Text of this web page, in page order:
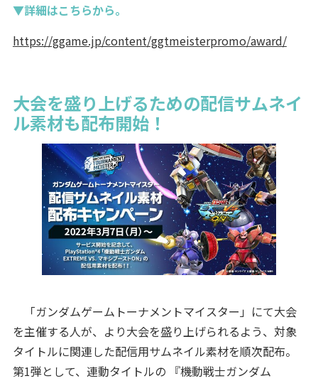
▼詳細はこちらから。
https://ggame.jp/content/ggtmeisterpromo/award/
大会を盛り上げるための配信サムネイ
ル素材も配布開始！
「ガンダムゲームトーナメントマイスター」にて大会
を主催する人が、より大会を盛り上げられるよう、対象
タイトルに関連した配信用サムネイル素材を順次配布。
第1弾として、連動タイトルの 『機動戦士ガンダム